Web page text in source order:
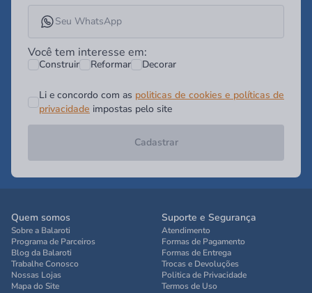
Você tem interesse em:
Construir Reformar Decorar
Li e concordo com as politicas de cookies e políticas de
privacidade impostas pelo site
Cadastrar
Quem somos
Sobre a Balaroti
Programa de Parceiros
Blog da Balaroti
Trabalhe Conosco
Nossas Lojas
Mapa do Site
Suporte e Segurança
Atendimento
Formas de Pagamento
Formas de Entrega
Trocas e Devoluções
Politica de Privacidade
Termos de Uso